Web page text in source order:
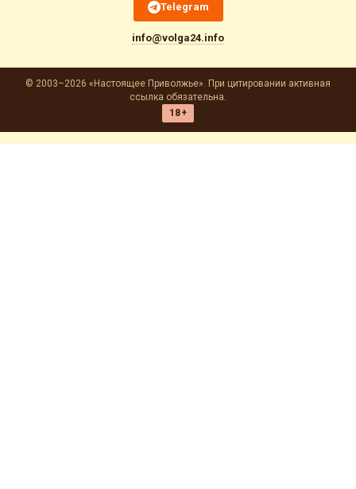
Telegram
info@volga24.info
© 2003–2026 «Настоящее Приволжье». При цитировании активная
ссылка обязательна.
18+